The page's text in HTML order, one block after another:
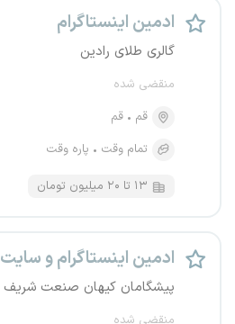
ادمین اینستاگرام
گالری طلای رادین
منقضی شده
قم
قم
تمام وقت
پاره وقت
۱۳ تا ۲۰ میلیون تومان
ادمین اینستاگرام و سایت
پیشگامان کیهان صنعت شریف
منقضی شده